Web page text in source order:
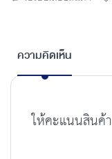
ความคิดเห็น
ให้คะแนนสินค้า